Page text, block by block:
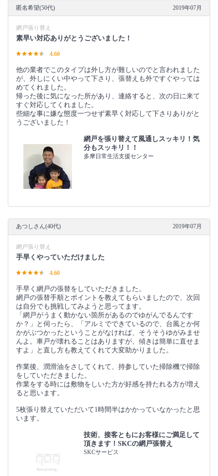
匿名希望(50代) 2019年07月
網戸張り替え
素早い対応ありがとうございました！
4.60
他の業者でこのタイプは外し方が難しいのでと言われました
が、外しにくい中やって下さり、張替えも外ですぐやっては
めてくれました。
帰った後に気になった所があり、連絡すると、次の日に来て
すぐ対応してくれました。
些細な事に嫌な態度一つせず素早く対応して下さりありがと
うございました！
網戸を張り替えて風通しスッキリ！気
分もスッキリ！！
多摩日常生活支援センター
あつしさん(40代) 2019年07月
網戸張り替え
手早くやっていただけました
4.60
手早く網戸の張替をしていただきました。
網戸の張替手順とポイントを教えてもらいましたので、次回
は自分でも挑戦してみようと思ってます。
「網戸がうまく動かない箇所があるのでゆがんでるんです
か？」と伺ったら、「アルミでできているので、台風とか何
かがぶつかったということがなければ、そうそうゆがみませ
んよ。車戸が壊れることはありますが、傾きは簡単に直せま
すよ」と直し方も教えてくれて大変助かりました。
作業後、潤滑油をさしてくれて、持参していた掃除機で掃除
をしていただきました。
作業をする時には敷物をしいた方が好感を持たれる方が増え
ると思います。
5枚張り替えていただいて1時間半はかかっていなかったと思
います。
技術、接客ともにお客様にご満足して
頂きます！SKCの網戸張替え
SKCサービス